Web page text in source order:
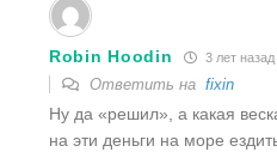
Robin Hoodin 3 лет назад
Ответить на fixin
Ну да «решил», а какая
на эти деньги на море